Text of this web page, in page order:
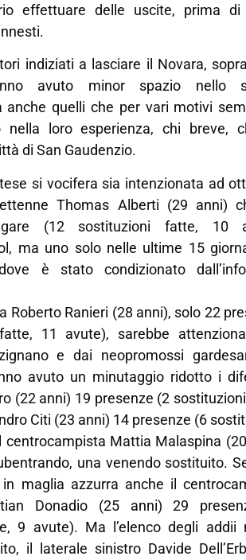
effettuare delle uscite, prima di
indiziati a lasciare il Novara,
avuto minor spazio nello
anche quelli che per vari motivi
loro esperienza, chi breve,
di San Gaudenzio.
si vocifera sia intenzionata ad
Thomas Alberti (29 anni)
(12 sostituzioni fatte, 10
ma uno solo nelle ultime 15
è stato condizionato
Roberto Ranieri (28 anni), solo 22
11 avute), sarebbe
e dai neopromossi
avuto un minutaggio ridotto i
(22 anni) 19 presenze (2
Citi (23 anni) 14 presenze (6
centrocampista Mattia Malaspina
una venendo sostituito.
maglia azzurra anche il
Donadio (25 anni) 29
9 avute). Ma l’elenco degli addii
il laterale sinistro Davide